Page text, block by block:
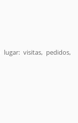
visitas, pedidos,